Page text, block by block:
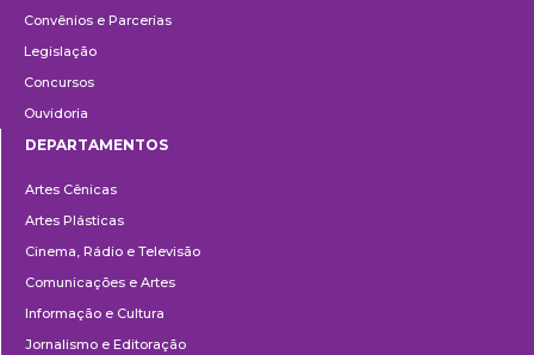
Convênios e Parcerias
Legislação
Concursos
Ouvidoria
DEPARTAMENTOS
Artes Cênicas
Artes Plásticas
Cinema, Rádio e Televisão
Comunicações e Artes
Informação e Cultura
Jornalismo e Editoração